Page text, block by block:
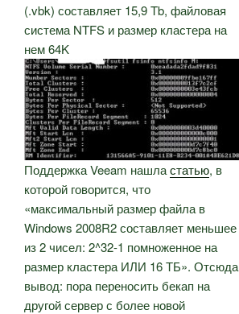
(.vbk) составляет 15,9 Tb, файловая
система NTFS и размер кластера на
нем 64K
Поддержка Veeam нашластатью, в
которой говорится, что
«максимальный размер файла в
Windows 2008R2 составляет меньшее
из 2 чисел: 2^32-1 помноженное на
размер кластера ИЛИ 16 ТБ». Отсюда
вывод: пора переносить бекап на
другой сервер с более новой